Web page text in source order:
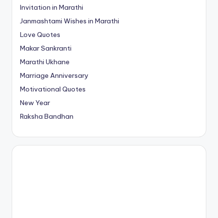
Invitation in Marathi
Janmashtami Wishes in Marathi
Love Quotes
Makar Sankranti
Marathi Ukhane
Marriage Anniversary
Motivational Quotes
New Year
Raksha Bandhan